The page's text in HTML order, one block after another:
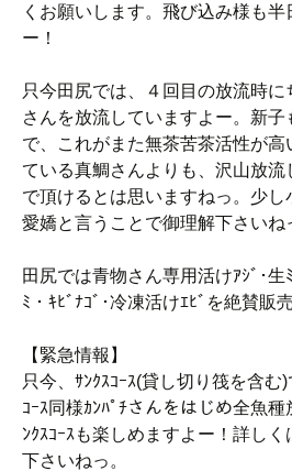
くお願いします。飛び込み様も半
ー！
只今田尻では、４回目の放流時
さんを放流していますよー。新
で、これがまた無茶苦茶活性が高
ている真鯛さんよりも、沢山放流
で頂けるとは思いますねっ。少し
愛嬌と言うことで御理解下さいね
田尻では青物さん専用活けｱｼﾞ･
ﾐ・ｷﾋﾞﾅｺﾞ･冷凍活けｴﾋﾞを絶賛販
【緊急情報】
只今、ｻﾝｸｽｺｰｽ(貸し切り筏を含
ｺｰｽ同様ｶﾝﾊﾟﾁさんをはじめ全魚
ﾝｸｽｺｰｽも楽しめますよー！詳し
下さいねっ。